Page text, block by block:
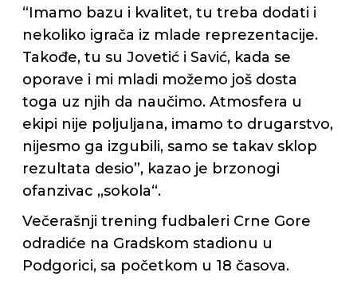
“Imamo bazu i kvalitet, tu treba dodati i
nekoliko igrača iz mlade reprezentacije.
Takođe, tu su Jovetić i Savić, kada se
oporave i mi mladi možemo još dosta
toga uz njih da naučimo. Atmosfera u
ekipi nije poljuljana, imamo to drugarstvo,
nijesmo ga izgubili, samo se takav sklop
rezultata desio”, kazao je brzonogi
ofanzivac ,,sokola“.
Večerašnji trening fudbaleri Crne Gore
odradiće na Gradskom stadionu u
Podgorici, sa početkom u 18 časova.